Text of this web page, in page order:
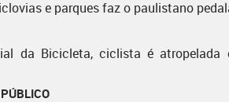
e parques faz o paulistano
da Bicicleta, ciclista é atropelada